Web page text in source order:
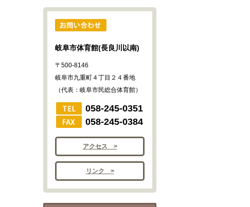
岐阜市体育館(長良川以南)
〒500-8146
岐阜市九重町４丁目２４番地
（代表：岐阜市民総合体育館）
058-245-0351
058-245-0384
アクセス >
リンク >